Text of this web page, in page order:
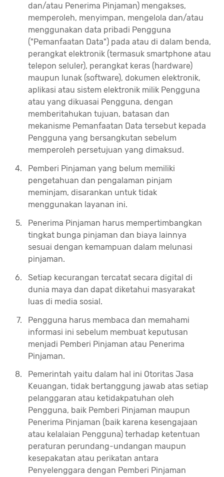
dan/atau Penerima Pinjaman) mengakses,
memperoleh, menyimpan, mengelola dan/atau
menggunakan data pribadi Pengguna
("Pemanfaatan Data") pada atau di dalam benda,
perangkat elektronik (termasuk smartphone atau
telepon seluler), perangkat keras (hardware)
maupun lunak (software), dokumen elektronik,
aplikasi atau sistem elektronik milik Pengguna
atau yang dikuasai Pengguna, dengan
memberitahukan tujuan, batasan dan
mekanisme Pemanfaatan Data tersebut kepada
Pengguna yang bersangkutan sebelum
memperoleh persetujuan yang dimaksud.
Pemberi Pinjaman yang belum memiliki
pengetahuan dan pengalaman pinjam
meminjam, disarankan untuk tidak
menggunakan layanan ini.
Penerima Pinjaman harus mempertimbangkan
tingkat bunga pinjaman dan biaya lainnya
sesuai dengan kemampuan dalam melunasi
pinjaman.
Setiap kecurangan tercatat secara digital di
dunia maya dan dapat diketahui masyarakat
luas di media sosial.
Pengguna harus membaca dan memahami
informasi ini sebelum membuat keputusan
menjadi Pemberi Pinjaman atau Penerima
Pinjaman.
Pemerintah yaitu dalam hal ini Otoritas Jasa
Keuangan, tidak bertanggung jawab atas setiap
pelanggaran atau ketidakpatuhan oleh
Pengguna, baik Pemberi Pinjaman maupun
Penerima Pinjaman (baik karena kesengajaan
atau kelalaian Pengguna) terhadap ketentuan
peraturan perundang-undangan maupun
kesepakatan atau perikatan antara
Penyelenggara dengan Pemberi Pinjaman